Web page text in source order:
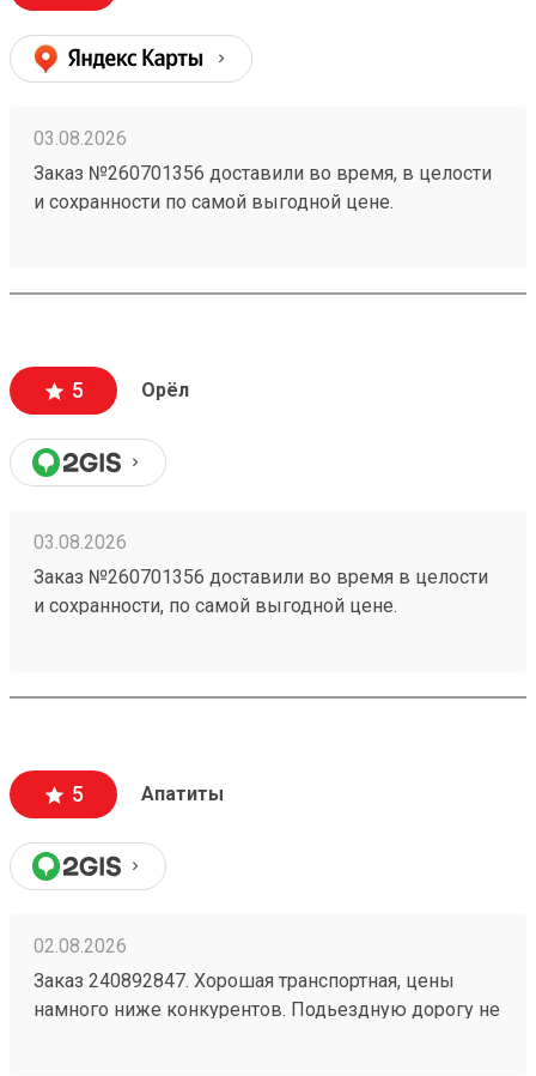
03.08.2026
Заказ №260701356 доставили во время, в целости
и сохранности по самой выгодной цене.
5 Орёл
03.08.2026
Заказ №260701356 доставили во время в целости
и сохранности, по самой выгодной цене.
5 Апатиты
02.08.2026
Заказ 240892847. Хорошая транспортная, цены
намного ниже конкурентов. Подьездную дорогу не